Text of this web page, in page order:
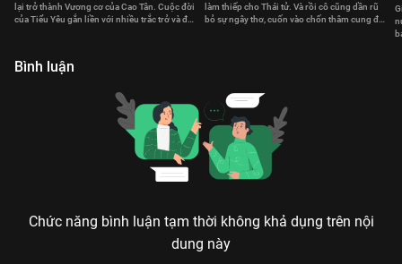
lại trở thành Vương cơ của Cao Tân. Cuộc đời
của Tiểu Yêu gắn liền với nhiều trắc trở và đau
làm thiếp cho Thái tử. Và rồi cô cũng dần rũ
bỏ sự ngây thơ, cuốn vào chốn thâm cung đầy
Bình luận
Chức năng bình luận tạm thời không khả dụng trên nội
dung này